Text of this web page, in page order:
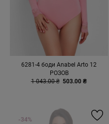
6281-4 боди Anabel Arto 12
РОЗОВ
1 043.00 ₴ 503.00 ₴
-34%